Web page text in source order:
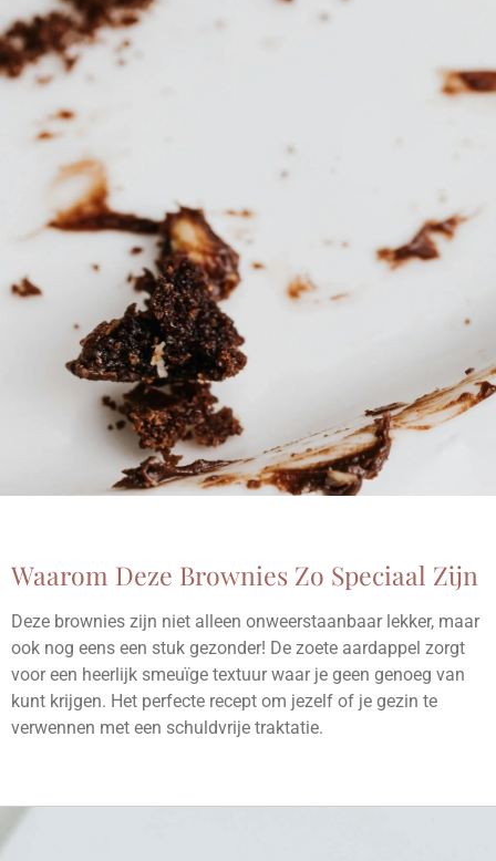
Waarom Deze Brownies Zo Speciaal Zijn
Deze brownies zijn niet alleen onweerstaanbaar lekker, maar
ook nog eens een stuk gezonder! De zoete aardappel zorgt
voor een heerlijk smeuïge textuur waar je geen genoeg van
kunt krijgen. Het perfecte recept om jezelf of je gezin te
verwennen met een schuldvrije traktatie.